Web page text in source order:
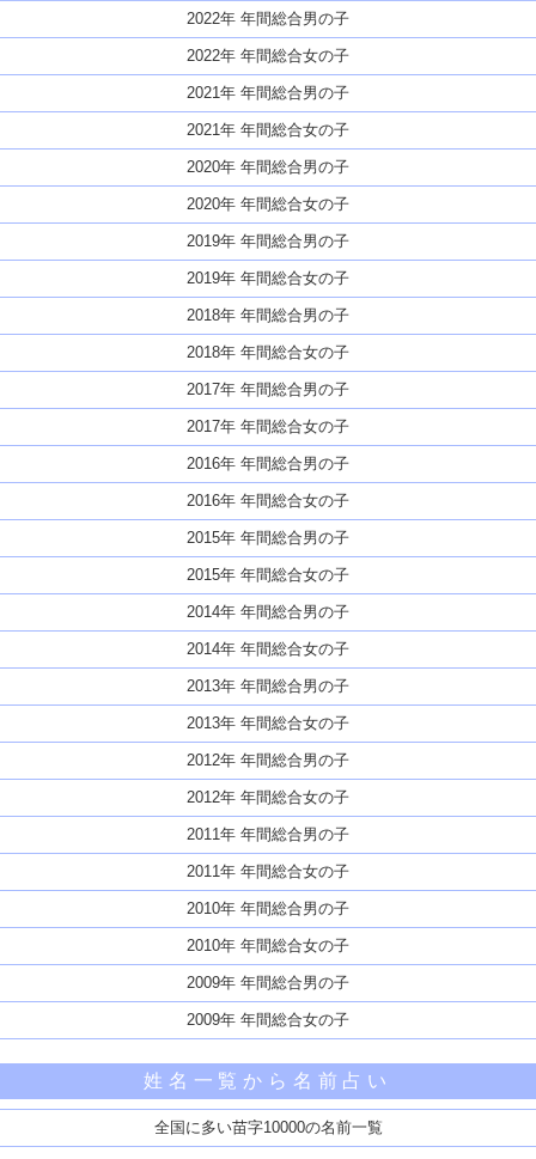
2022年 年間総合男の子
2022年 年間総合女の子
2021年 年間総合男の子
2021年 年間総合女の子
2020年 年間総合男の子
2020年 年間総合女の子
2019年 年間総合男の子
2019年 年間総合女の子
2018年 年間総合男の子
2018年 年間総合女の子
2017年 年間総合男の子
2017年 年間総合女の子
2016年 年間総合男の子
2016年 年間総合女の子
2015年 年間総合男の子
2015年 年間総合女の子
2014年 年間総合男の子
2014年 年間総合女の子
2013年 年間総合男の子
2013年 年間総合女の子
2012年 年間総合男の子
2012年 年間総合女の子
2011年 年間総合男の子
2011年 年間総合女の子
2010年 年間総合男の子
2010年 年間総合女の子
2009年 年間総合男の子
2009年 年間総合女の子
姓名一覧から名前占い
全国に多い苗字10000の名前一覧